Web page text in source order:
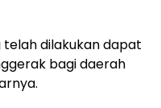
telah dilakukan dapat
bagi daerah